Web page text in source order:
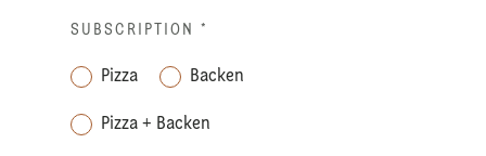
SUBSCRIPTION *
Pizza Backen
Pizza + Backen